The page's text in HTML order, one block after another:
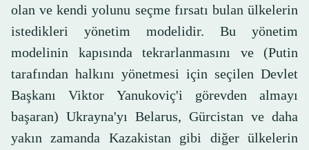
olan ve kendi yolunu seçme fırsatı bulan ülkelerin
istedikleri yönetim modelidir. Bu yönetim
modelinin kapısında tekrarlanmasını ve (Putin
tarafından halkını yönetmesi için seçilen Devlet
Başkanı Viktor Yanukoviç'i görevden almayı
başaran) Ukrayna'yı Belarus, Gürcistan ve daha
yakın zamanda Kazakistan gibi diğer ülkelerin